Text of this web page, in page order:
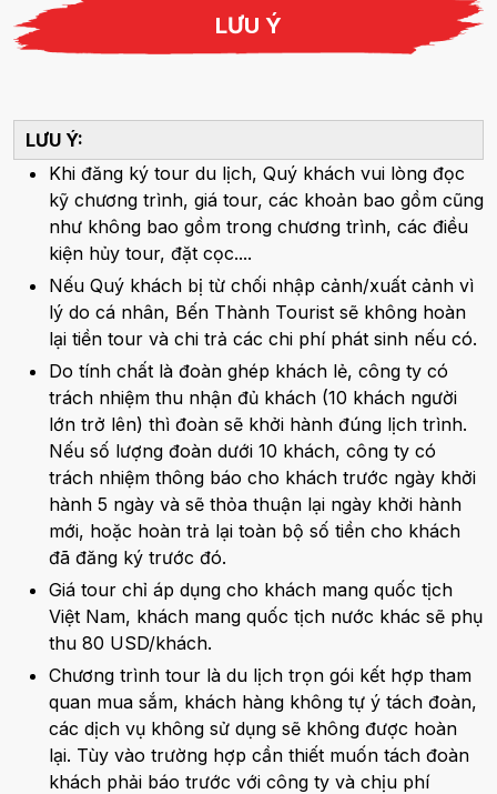
LƯU Ý
LƯU Ý:
Khi đăng ký tour du lịch, Quý khách vui lòng đọc
kỹ chương trình, giá tour, các khoản bao gồm cũng
như không bao gồm trong chương trình, các điều
kiện hủy tour, đặt cọc....
Nếu Quý khách bị từ chối nhập cảnh/xuất cảnh vì
lý do cá nhân, Bến Thành Tourist sẽ không hoàn
lại tiền tour và chi trả các chi phí phát sinh nếu có.
Do tính chất là đoàn ghép khách lẻ, công ty có
trách nhiệm thu nhận đủ khách (10 khách người
lớn trở lên) thì đoàn sẽ khởi hành đúng lịch trình.
Nếu số lượng đoàn dưới 10 khách, công ty có
trách nhiệm thông báo cho khách trước ngày khởi
hành 5 ngày và sẽ thỏa thuận lại ngày khởi hành
mới, hoặc hoàn trả lại toàn bộ số tiền cho khách
đã đăng ký trước đó.
Giá tour chỉ áp dụng cho khách mang quốc tịch
Việt Nam, khách mang quốc tịch nước khác sẽ phụ
thu 80 USD/khách.
Chương trình tour là du lịch trọn gói kết hợp tham
quan mua sắm, khách hàng không tự ý tách đoàn,
các dịch vụ không sử dụng sẽ không được hoàn
lại. Tùy vào trường hợp cần thiết muốn tách đoàn
khách phải báo trước với công ty và chịu phí